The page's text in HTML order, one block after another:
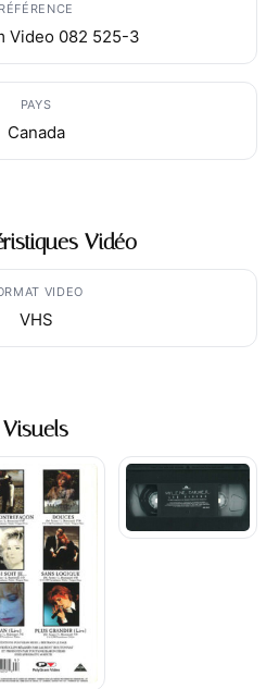
RÉFÉRENCE
Video 082 525-3
PAYS
Canada
Vidéo
VIDEO
VHS
Visuels